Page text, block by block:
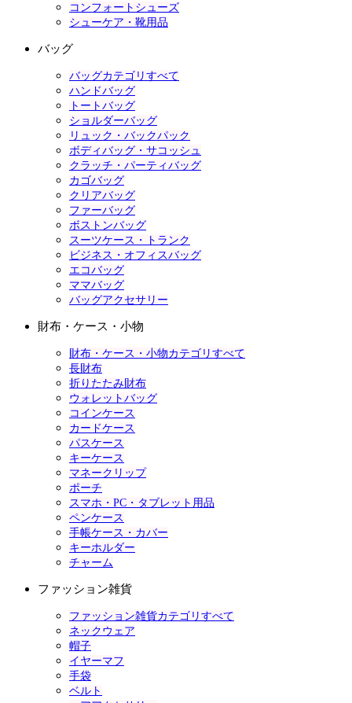
コンフォートシューズ
シューケア・靴用品
バッグ
バッグカテゴリすべて
ハンドバッグ
トートバッグ
ショルダーバッグ
リュック・バックパック
ボディバッグ・サコッシュ
クラッチ・パーティバッグ
カゴバッグ
クリアバッグ
ファーバッグ
ボストンバッグ
スーツケース・トランク
ビジネス・オフィスバッグ
エコバッグ
ママバッグ
バッグアクセサリー
財布・ケース・小物
財布・ケース・小物カテゴリすべて
長財布
折りたたみ財布
ウォレットバッグ
コインケース
カードケース
パスケース
キーケース
マネークリップ
ポーチ
スマホ・PC・タブレット用品
ペンケース
手帳ケース・カバー
キーホルダー
チャーム
ファッション雑貨
ファッション雑貨カテゴリすべて
ネックウェア
帽子
イヤーマフ
手袋
ベルト